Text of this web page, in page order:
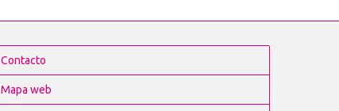
Contacto
Mapa web